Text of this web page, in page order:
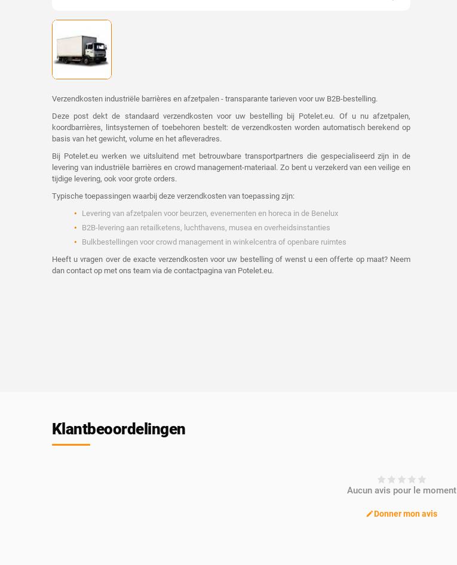
Verzendkosten industriële barrières en afzetpalen - transparante tarieven voor uw B2B-bestelling.
Deze post dekt de standaard verzendkosten voor uw bestelling bij Potelet.eu. Of u nu afzetpalen,
koordbarrières, lintsystemen of toebehoren bestelt: de verzendkosten worden automatisch berekend op
basis van het gewicht, volume en het afleveradres.
Bij Potelet.eu werken we uitsluitend met betrouwbare transportpartners die gespecialiseerd zijn in de
levering van industriële barrières en crowd management-materiaal. Zo bent u verzekerd van een veilige en
tijdige levering, ook voor grote orders.
Typische toepassingen waarbij deze verzendkosten van toepassing zijn:
Levering van afzetpalen voor beurzen, evenementen en horeca in de Benelux
B2B-levering aan retailketens, luchthavens, musea en overheidsinstanties
Bulkbestellingen voor crowd management in winkelcentra of openbare ruimtes
Heeft u vragen over de exacte verzendkosten voor uw bestelling of wenst u een offerte op maat? Neem
dan contact op met ons team via de contactpagina van Potelet.eu.
Klantbeoordelingen
Aucun avis pour le moment
Donner mon avis